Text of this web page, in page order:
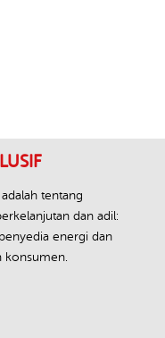
tentang
dan adil:
energi dan
konsumen.